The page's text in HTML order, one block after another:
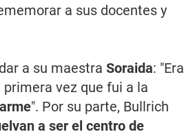
a sus docentes y
a su maestra Soraida: "Era
primera vez que fui a la
". Por su parte, Bullrich
a ser el centro de